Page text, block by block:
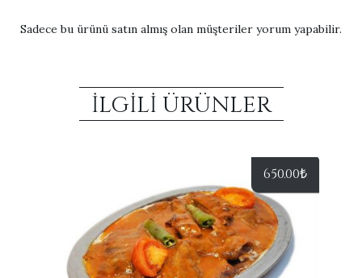
Sadece bu ürünü satın almış olan müşteriler yorum yapabilir.
İLGILI ÜRÜNLER
650.00₺